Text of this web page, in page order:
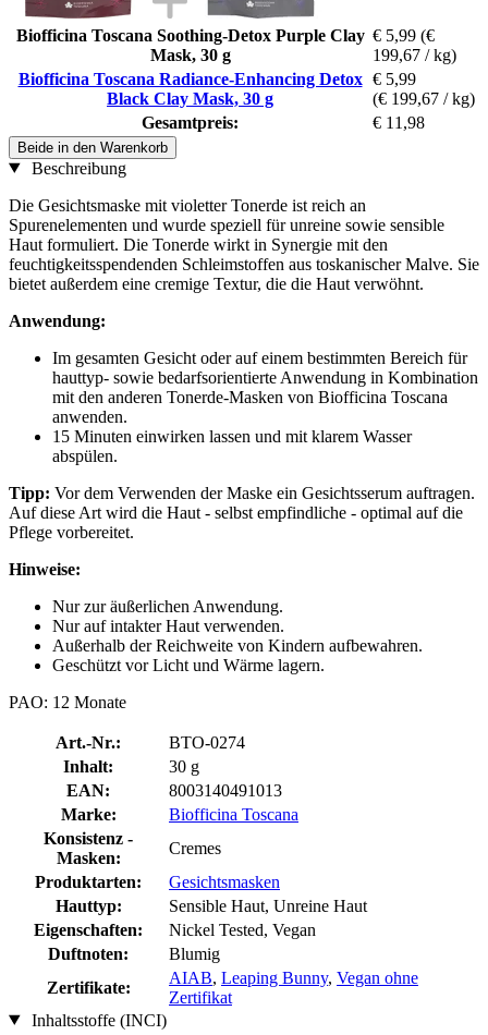
Biofficina Toscana Soothing-Detox Purple Clay
Mask, 30 g
€ 5,99 (€
199,67 / kg)
Biofficina Toscana Radiance-Enhancing Detox
Black Clay Mask, 30 g
€ 5,99
(€ 199,67 / kg)
Gesamtpreis:
€ 11,98
Beide in den Warenkorb
Beschreibung
Die Gesichtsmaske mit violetter Tonerde ist reich an
Spurenelementen und wurde speziell für unreine sowie sensible
Haut formuliert. Die Tonerde wirkt in Synergie mit den
feuchtigkeitsspendenden Schleimstoffen aus toskanischer Malve. Sie
bietet außerdem eine cremige Textur, die die Haut verwöhnt.
Anwendung:
Im gesamten Gesicht oder auf einem bestimmten Bereich für
hauttyp- sowie bedarfsorientierte Anwendung in Kombination
mit den anderen Tonerde-Masken von Biofficina Toscana
anwenden.
15 Minuten einwirken lassen und mit klarem Wasser
abspülen.
Tipp: Vor dem Verwenden der Maske ein Gesichtsserum auftragen.
Auf diese Art wird die Haut - selbst empfindliche - optimal auf die
Pflege vorbereitet.
Hinweise:
Nur zur äußerlichen Anwendung.
Nur auf intakter Haut verwenden.
Außerhalb der Reichweite von Kindern aufbewahren.
Geschützt vor Licht und Wärme lagern.
PAO: 12 Monate
Art.-Nr.:
BTO-0274
Inhalt:
30 g
EAN:
8003140491013
Marke:
Biofficina Toscana
Konsistenz -
Masken:
Cremes
Produktarten:
Gesichtsmasken
Hauttyp:
Sensible Haut, Unreine Haut
Eigenschaften:
Nickel Tested, Vegan
Duftnoten:
Blumig
Zertifikate:
AIAB, Leaping Bunny, Vegan ohne
Zertifikat
Inhaltsstoffe (INCI)